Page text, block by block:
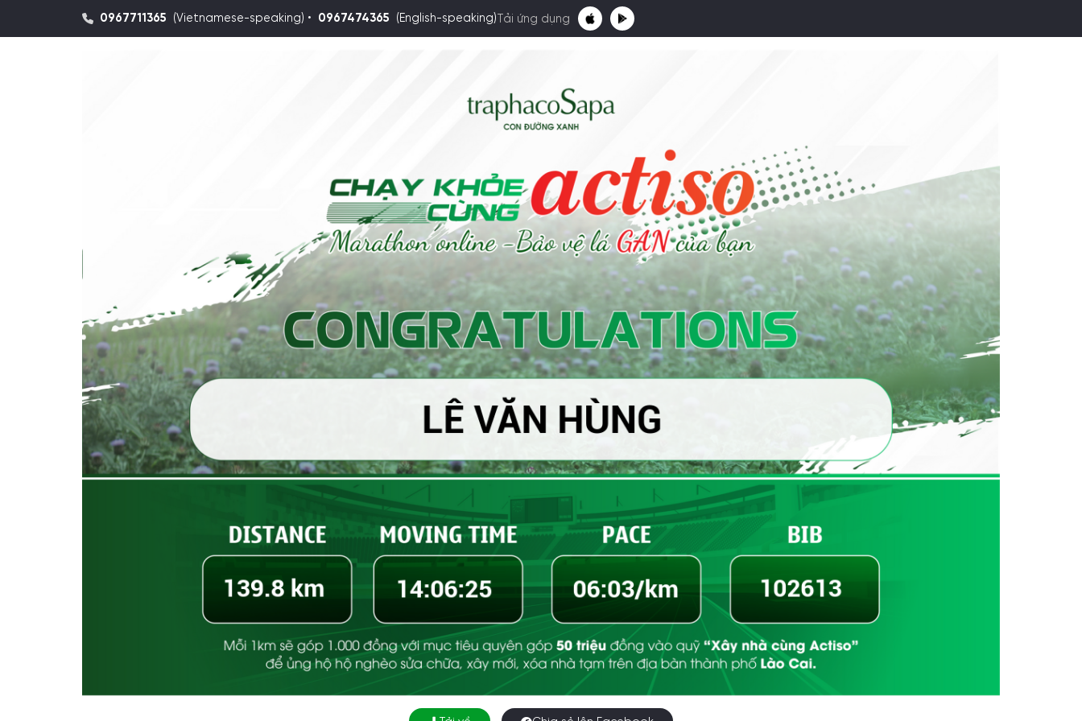
0967711365 (Vietnamese-speaking) • 0967474365 (English-speaking) Tải ứng dụng